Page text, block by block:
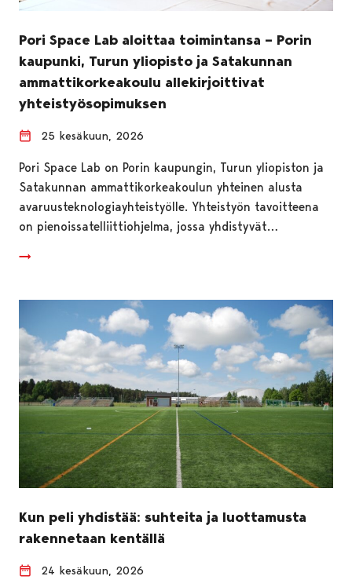
Pori Space Lab aloittaa toimintansa – Porin
kaupunki, Turun yliopisto ja Satakunnan
ammattikorkeakoulu allekirjoittivat
yhteistyösopimuksen
25 kesäkuun, 2026
Pori Space Lab on Porin kaupungin, Turun yliopiston ja
Satakunnan ammattikorkeakoulun yhteinen alusta
avaruusteknologiayhteistyölle. Yhteistyön tavoitteena
on pienoissatelliittiohjelma, jossa yhdistyvät…
Kun peli yhdistää: suhteita ja luottamusta
rakennetaan kentällä
24 kesäkuun, 2026